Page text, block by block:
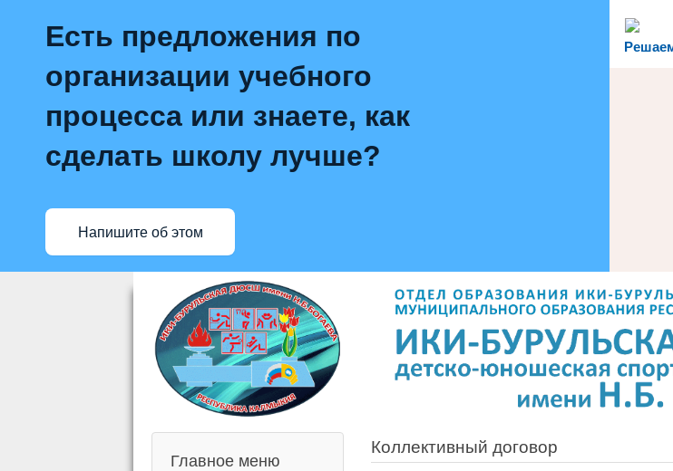
Есть предложения по
организации учебного
процесса или знаете, как
сделать школу лучше?
Напишите об этом
Главное меню
Коллективный договор